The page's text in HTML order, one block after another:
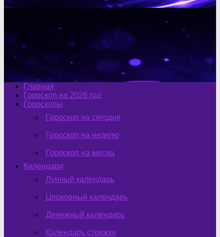
Главная
Гороскоп на 2026 год
Гороскопы
Гороскоп на сегодня
Гороскоп на неделю
Гороскоп на месяц
Календари
Лунный календарь
Церковный календарь
Денежный календарь
Календарь стрижки